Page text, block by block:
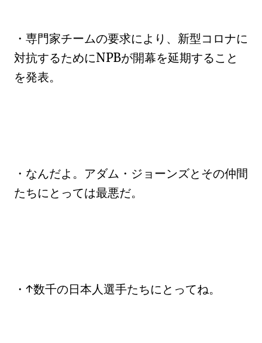
・専門家チームの要求により、新型コロナに
対抗するためにNPBが開幕を延期すること
を発表。
・なんだよ。アダム・ジョーンズとその仲間
たちにとっては最悪だ。
・↑数千の日本人選手たちにとってね。